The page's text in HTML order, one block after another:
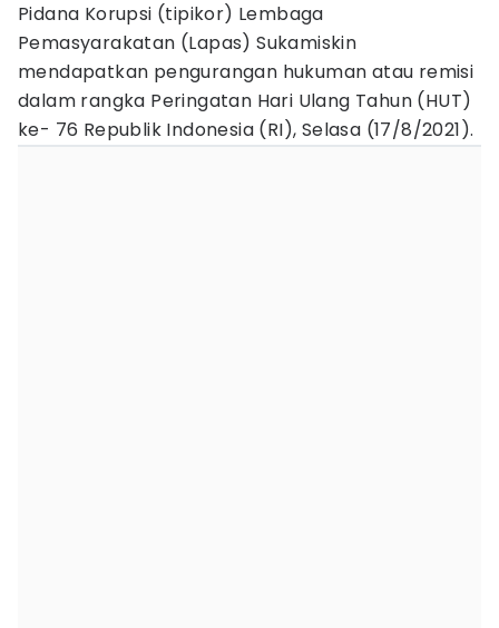
Pidana Korupsi (tipikor) Lembaga
Pemasyarakatan (Lapas) Sukamiskin
mendapatkan pengurangan hukuman atau remisi
dalam rangka Peringatan Hari Ulang Tahun (HUT)
ke- 76 Republik Indonesia (RI), Selasa (17/8/2021).